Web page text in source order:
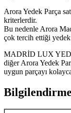
Arora Yedek Parça
kriterlerdir.
Bu nedenle Arora
çok tercih ettiği yedek
MADRİD LUX
diğer Arora Yedek
uygun parçayı
Bilgilendirme